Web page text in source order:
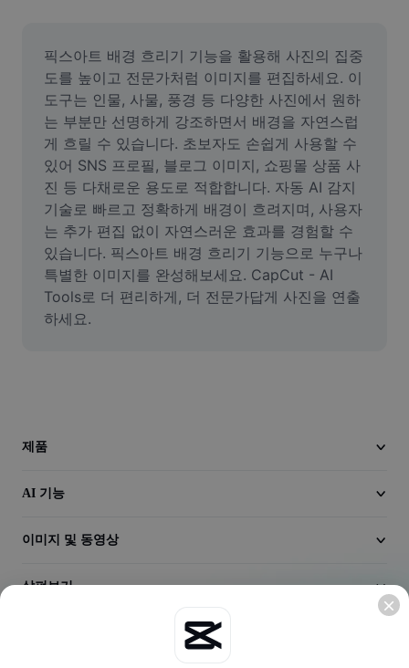
밈 생성기
AI Text Remover
AI People Remover
AI Inpainting
Face Cutout
동영상
동영상 배경 삭제
동영상 변환기
픽스아트 배경 흐리기 기능을 활용해 사진의 집중
도를 높이고 전문가처럼 이미지를 편집하세요. 이
도구는 인물, 사물, 풍경 등 다양한 사진에서 원하
는 부분만 선명하게 강조하면서 배경을 자연스럽
게 흐릴 수 있습니다. 초보자도 손쉽게 사용할 수
있어 SNS 프로필, 블로그 이미지, 쇼핑몰 상품 사
진 등 다채로운 용도로 적합합니다. 자동 AI 감지
기술로 빠르고 정확하게 배경이 흐려지며, 사용자
는 추가 편집 없이 자연스러운 효과를 경험할 수
있습니다. 픽스아트 배경 흐리기 기능으로 누구나
특별한 이미지를 완성해보세요. CapCut - AI
Tools로 더 편리하게, 더 전문가답게 사진을 연출
하세요.
제품
AI 기능
이미지 및 동영상
살펴보기